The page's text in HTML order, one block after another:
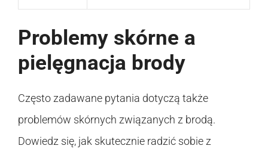
Problemy skórne a
pielęgnacja brody
Często zadawane pytania dotyczą także
problemów skórnych związanych z brodą.
Dowiedz się, jak skutecznie radzić sobie z